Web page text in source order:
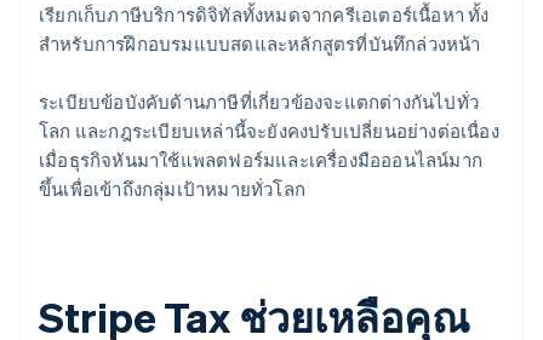
เรียกเก็บภาษีบริการดิจิทัลทั้งหมดจากครีเอเตอร์เนื้อหา ทั้ง
สำหรับการฝึกอบรมแบบสดและหลักสูตรที่บันทึกล่วงหน้า
ระเบียบข้อบังคับด้านภาษีที่เกี่ยวข้องจะแตกต่างกันไปทั่ว
โลก และกฎระเบียบเหล่านี้จะยังคงปรับเปลี่ยนอย่างต่อเนื่อง
เมื่อธุรกิจหันมาใช้แพลตฟอร์มและเครื่องมือออนไลน์มาก
ขึ้นเพื่อเข้าถึงกลุ่มเป้าหมายทั่วโลก
Stripe Tax ช่วยเหลือคุณ